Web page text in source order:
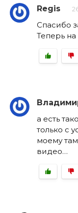
Regis
Спасибо
Теперь
а есть
только с
моему
видео…